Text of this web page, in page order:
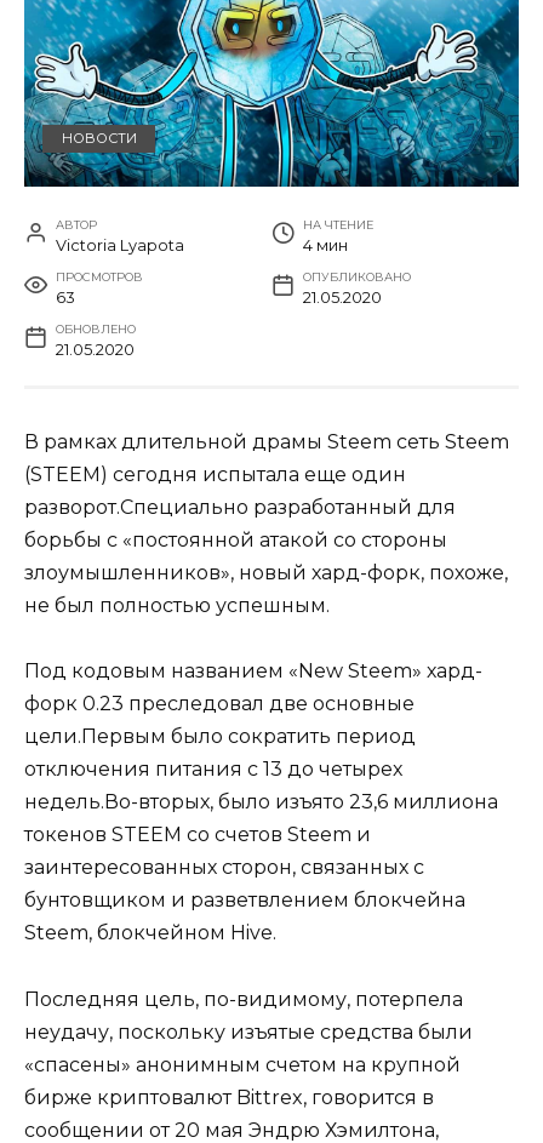
НОВОСТИ
АВТОР
Victoria Lyapota
НА ЧТЕНИЕ
4 мин
ПРОСМОТРОВ
63
ОПУБЛИКОВАНО
21.05.2020
ОБНОВЛЕНО
21.05.2020
В рамках длительной драмы Steem сеть Steem
(STEEM) сегодня испытала еще один
разворот.Специально разработанный для
борьбы с «постоянной атакой со стороны
злоумышленников», новый хард-форк, похоже,
не был полностью успешным.
Под кодовым названием «New Steem» хард-
форк 0.23 преследовал две основные
цели.Первым было сократить период
отключения питания с 13 до четырех
недель.Во-вторых, было изъято 23,6 миллиона
токенов STEEM со счетов Steem и
заинтересованных сторон, связанных с
бунтовщиком и разветвлением блокчейна
Steem, блокчейном Hive.
Последняя цель, по-видимому, потерпела
неудачу, поскольку изъятые средства были
«спасены» анонимным счетом на крупной
бирже криптовалют Bittrex, говорится в
сообщении от 20 мая Эндрю Хэмилтона,